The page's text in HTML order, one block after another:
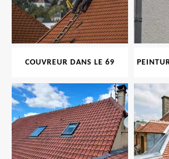
COUVREUR DANS LE 69